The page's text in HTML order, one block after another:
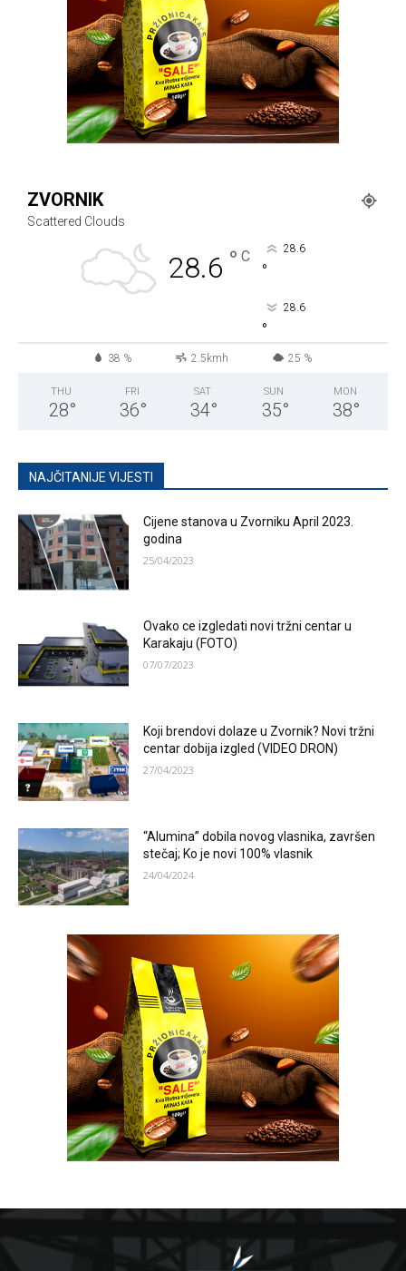
ZVORNIK
Scattered Clouds
28.6 ° C 28.6
°
28.6
°
38 % 2.5kmh 25 %
THU
28°
FRI
36°
SAT
34°
SUN
35°
MON
38°
NAJČITANIJE VIJESTI
Cijene stanova u Zvorniku April 2023.
godina
25/04/2023
Ovako ce izgledati novi tržni centar u
Karakaju (FOTO)
07/07/2023
Koji brendovi dolaze u Zvornik? Novi tržni
centar dobija izgled (VIDEO DRON)
27/04/2023
“Alumina” dobila novog vlasnika, završen
stečaj; Ko je novi 100% vlasnik
24/04/2024